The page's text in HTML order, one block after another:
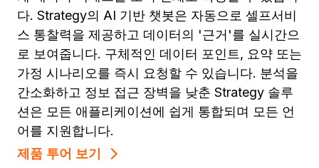
다. Strategy의 AI 기반 챗봇은 자동으로 셀프서비
스 통찰력을 제공하고 데이터의 '근거'를 실시간으
로 보여줍니다. 구체적인 데이터 포인트, 요약 또는
가정 시나리오를 즉시 요청할 수 있습니다. 분석을
간소화하고 정보 접근 장벽을 낮춘 Strategy 솔루
션은 모든 애플리케이션에 쉽게 통합되며 모든 언
어를 지원합니다.
제품 투어 보기